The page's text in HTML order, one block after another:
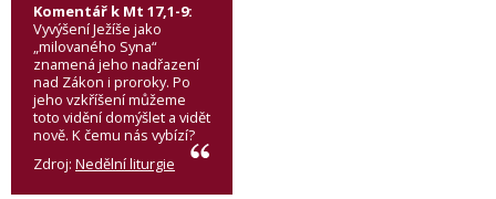
Komentář k Mt 17,1-9:
Vyvýšení Ježíše jako
„milovaného Syna“
znamená jeho nadřazení
nad Zákon i proroky. Po
jeho vzkříšení můžeme
toto vidění domýšlet a vidět
nově. K čemu nás vybízí?
Zdroj: Nedělní liturgie